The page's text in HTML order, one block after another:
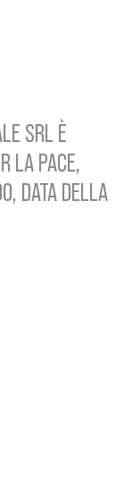
SRL È
LA PACE,
DATA DELLA